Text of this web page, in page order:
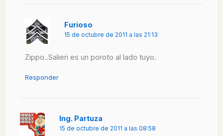
Furioso
15 de octubre de 2011 a las 21:13
Zippo..Salieri es un poroto al lado tuyo.
Responder
Ing. Partuza
15 de octubre de 2011 a las 08:58